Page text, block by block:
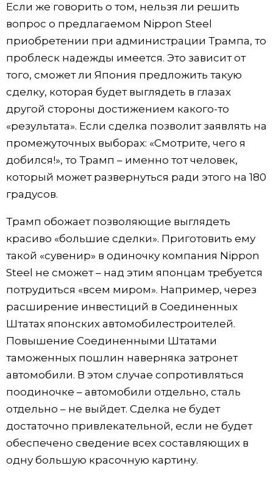
Если же говорить о том, нельзя ли решить
вопрос о предлагаемом Nippon Steel
приобретении при администрации Трампа, то
проблеск надежды имеется. Это зависит от
того, сможет ли Япония предложить такую
сделку, которая будет выглядеть в глазах
другой стороны достижением какого-то
«результата». Если сделка позволит заявлять на
промежуточных выборах: «Смотрите, чего я
добился!», то Трамп – именно тот человек,
который может развернуться ради этого на 180
градусов.
Трамп обожает позволяющие выглядеть
красиво «большие сделки». Приготовить ему
такой «сувенир» в одиночку компания Nippon
Steel не сможет – над этим японцам требуется
потрудиться «всем миром». Например, через
расширение инвестиций в Соединенных
Штатах японских автомобилестроителей.
Повышение Соединенными Штатами
таможенных пошлин наверняка затронет
автомобили. В этом случае сопротивляться
поодиночке – автомобили отдельно, сталь
отдельно – не выйдет. Сделка не будет
достаточно привлекательной, если не будет
обеспечено сведение всех составляющих в
одну большую красочную картину.